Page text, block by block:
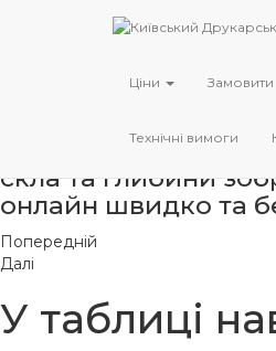
Ціни Замовити
Технічні вимоги
Друк на акрилі
замовити друк на
виконуємо
підбираючи
скла та глибини
онлайн швидко та
Попередній
Далі
У таблиці